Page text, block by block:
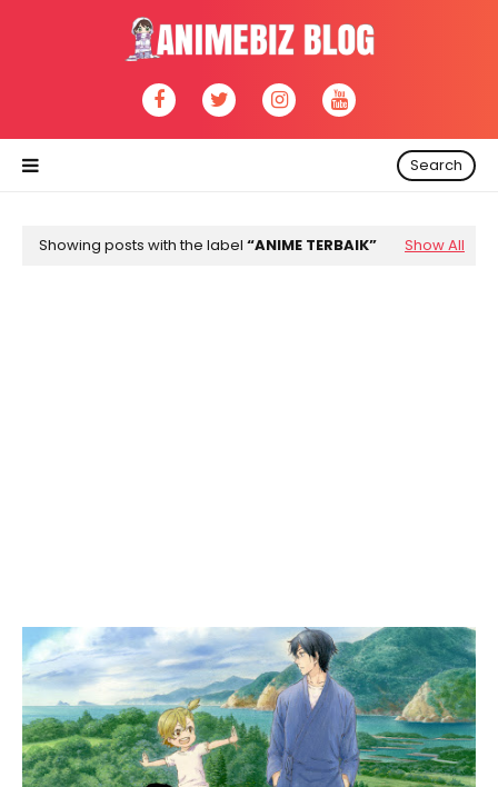
Search
Showing posts with the label ANIME TERBAIK Show All